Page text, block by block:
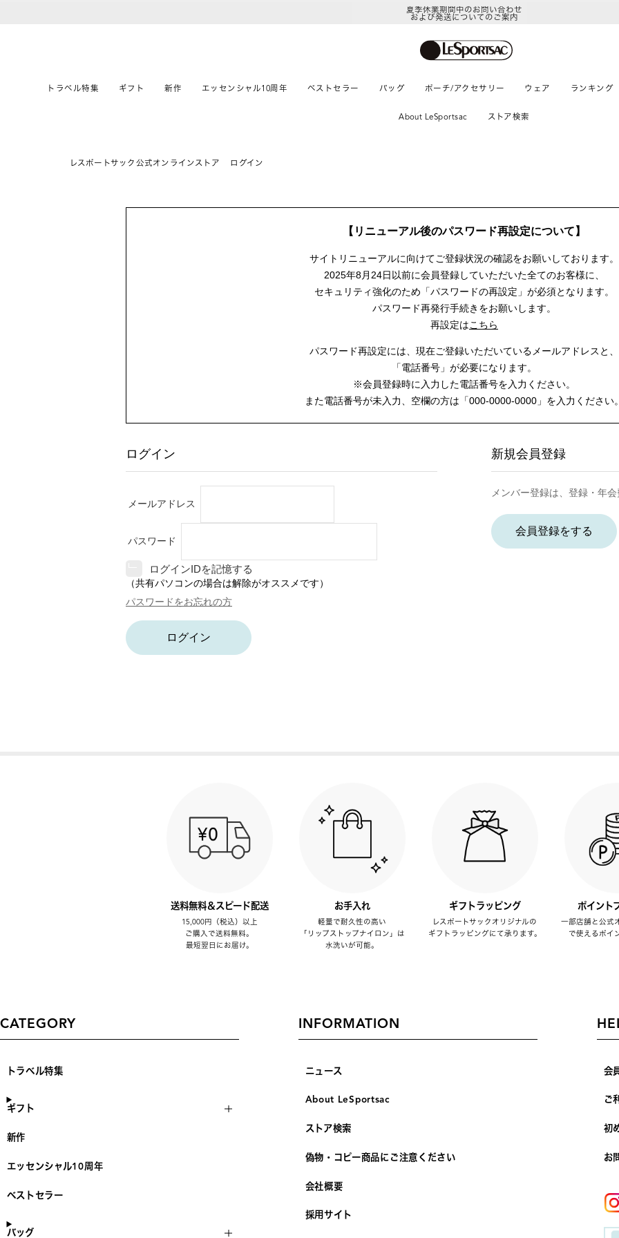
夏季休業期間中のお問い合わせ
および発送についてのご案内
トラベル特集 ギフト 新作 エッセンシャル10周年 ベストセラー バッグ ポーチ/アクセサリー ウェア ランキング
About LeSportsac ストア検索
レスポートサック公式オンラインストア ログイン
【リニューアル後のパスワード再設定について】
サイトリニューアルに向けてご登録状況の確認をお願いしております。
2025年8月24日以前に会員登録していただいた全てのお客様に、
セキュリティ強化のため「パスワードの再設定」が必須となります。
パスワード再発行手続きをお願いします。
再設定はこちら
パスワード再設定には、 現在ご登録いただいているメールアドレスと、
「電話番号」が必要になります。
※会員登録時に入力した電話番号を入力ください。
また電話番号が未入力、空欄の方は 「000-0000-0000」を入力ください。
ログイン
メールアドレス
パスワード
ログインIDを記憶する
（共有パソコンの場合は解除がオススメです）
パスワードをお忘れの方
ログイン
新規会員登録
メンバー登録は、登録・年会
会員登録をする
送料無料＆スピード配送
15,000円（税込）以上
ご購入で送料無料。
最短翌日にお届け。
お手入れ
軽量で耐久性の高い
「リップストップナイロン」は
水洗いが可能。
ギフトラッピング
レスポートサックオリジナルの
ギフトラッピングにて承ります。
ポイント
一部店舗と公式
で使えるポイ
CATEGORY
トラベル特集
ギフト
新作
エッセンシャル10周年
ベストセラー
バッグ
INFORMATION
ニュース
About LeSportsac
ストア検索
偽物・コピー商品にご注意ください
会社概要
採用サイト
会
ご
初
お